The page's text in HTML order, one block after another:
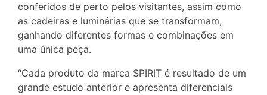
conferidos de perto pelos visitantes, assim como
as cadeiras e luminárias que se transformam,
ganhando diferentes formas e combinações em
uma única peça.
“Cada produto da marca SPIRIT é resultado de um
grande estudo anterior e apresenta diferenciais